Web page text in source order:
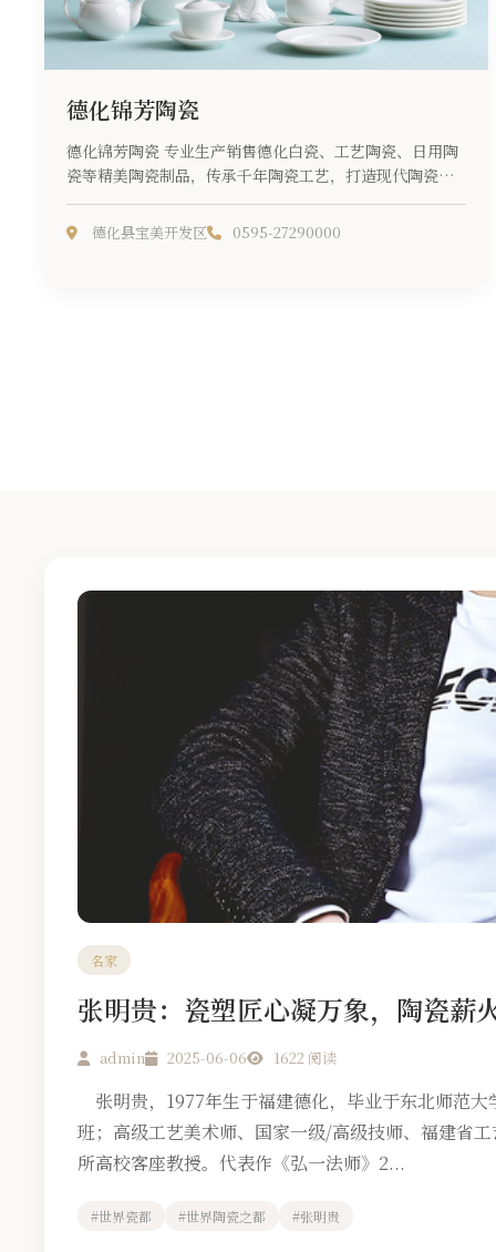
德化锦芳陶瓷
德化锦芳陶瓷 专业生产销售德化白瓷、工艺陶瓷、日用陶
瓷等精美陶瓷制品，传承千年陶瓷工艺，打造现代陶瓷精
品...
德化县宝美开发区 0595-27290000
名家
张明贵：瓷塑匠心凝万象，陶瓷薪
admin 2025-06-06 1622 阅读
张明贵，1977年生于福建德化，毕业于东北师范
班；高级工艺美术师、国家一级/高级技师、福建省
所高校客座教授。代表作《弘一法师》2...
#世界瓷都 #世界陶瓷之都 #张明贵